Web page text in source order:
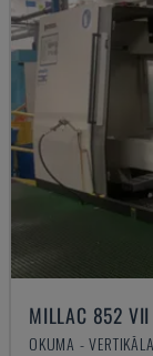
MILLAC 852 VII
OKUMA -